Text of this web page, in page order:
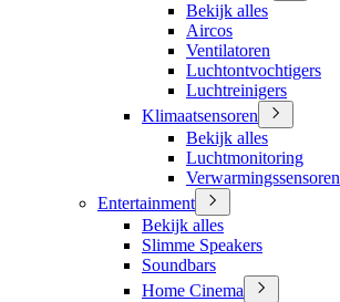
Bekijk alles
Aircos
Ventilatoren
Luchtontvochtigers
Luchtreinigers
Klimaatsensoren
Bekijk alles
Luchtmonitoring
Verwarmingssensoren
Entertainment
Bekijk alles
Slimme Speakers
Soundbars
Home Cinema